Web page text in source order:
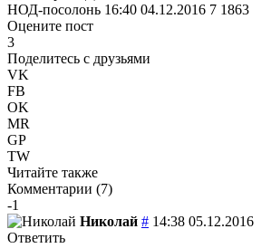
НОД-посолонь 16:40 04.12.2016 7 1863
Оцените пост
3
Поделитесь с друзьями
VK
FB
OK
MR
GP
TW
Читайте также
Комментарии (7)
-1
Николай # 14:38 05.12.2016
Ответить